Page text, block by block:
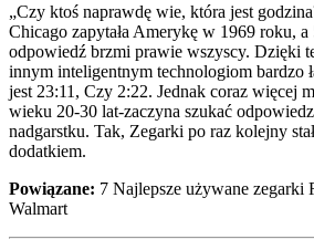
„Czy ktoś naprawdę wie, która jest
Chicago zapytała Amerykę w 1969 roku, a
odpowiedź brzmi prawie wszyscy. Dzięki
innym inteligentnym technologiom bardzo
jest 23:11, Czy 2:22. Jednak coraz więcej
wieku 20-30 lat-zaczyna szukać
nadgarstku. Tak, Zegarki po raz kolejny
dodatkiem.
Powiązane: 7 Najlepsze używane zegarki
Walmart